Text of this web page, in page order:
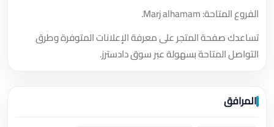
الفروع المتاحة: Marj alhamam.
تساعدك صفحة المتجر على معرفة الإعلانات المتوفرة وطرق
التواصل المتاحة بسهولة عبر سوق دادسترز.
المرافق